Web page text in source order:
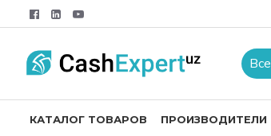
Все
КАТАЛОГ ТОВАРОВ ПРОИЗВОДИТЕЛИ